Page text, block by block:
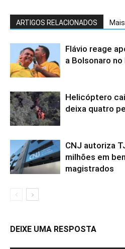
ARTIGOS RELACIONADOS
Flávio reage
a Bolsonaro no
Helicóptero
deixa quatro
CNJ autoriza
milhões em
magistrados
DEIXE UMA RESPOSTA